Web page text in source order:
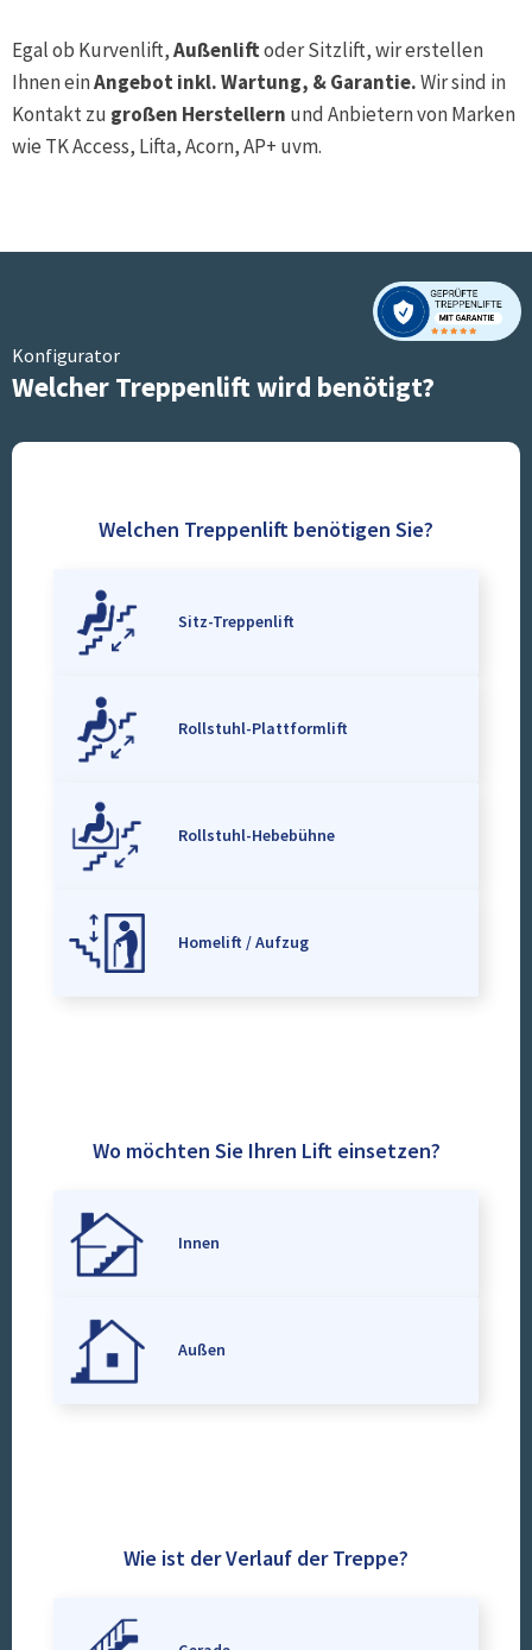
Egal ob Kurvenlift,Außenliftoder Sitzlift, wir erstellen
Ihnen einAngebot inkl. Wartung, & Garantie.Wir sind in
Kontakt zu großen Herstellern und Anbietern von Marken
wie TK Access, Lifta, Acorn, AP+ uvm.
Konfigurator
Welcher Treppenlift wird benötigt?
Welchen Treppenlift benötigen Sie?
Sitz-Treppenlift
Rollstuhl-Plattformlift
Rollstuhl-Hebebühne
Homelift / Aufzug
Wo möchten Sie Ihren Lift einsetzen?
Innen
Außen
Wie ist der Verlauf der Treppe?